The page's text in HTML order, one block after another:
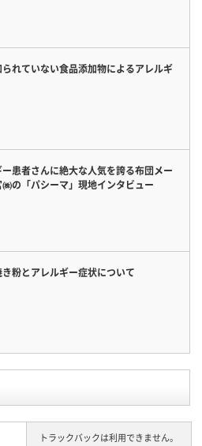
れていない食品添加物によるアレルギ
患者さんに絶大な人気を誇る布団メー
の「パシーマ」現地インタビュー
粉とアレルギー症状について
トラックバックは利用できません。